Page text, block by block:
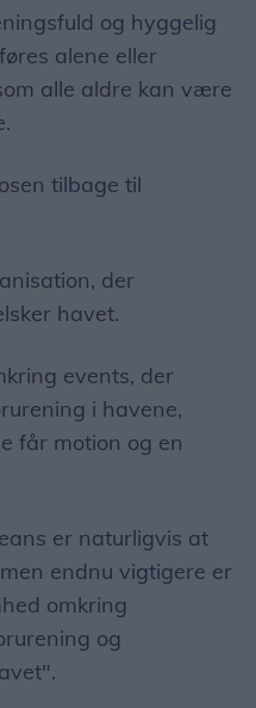
og hyggelig
alene eller
alle aldre kan være
tilbage til
der
havet.
events, der
i havene,
får motion og en
er naturligvis at
endnu vigtigere er
omkring
og